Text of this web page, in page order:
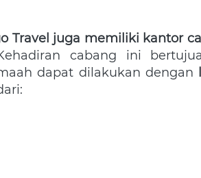
Travel juga memiliki kantor
cabang ini
dapat dilakukan dengan